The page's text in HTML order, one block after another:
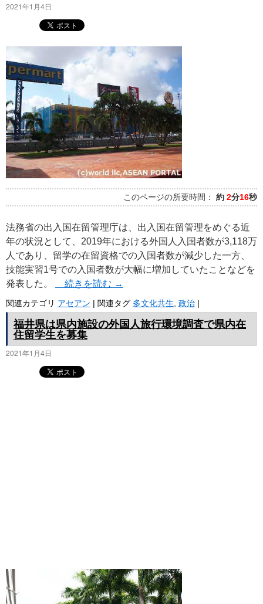
2021年1月4日
このページの所要時間： 約 2分16秒
法務省の出入国在留管理庁は、出入国在留管理をめぐる近
年の状況として、2019年における外国人入国者数が3,118万
人であり、留学の在留資格での入国者数が減少した一方、
技能実習1号での入国者数が大幅に増加していたことなどを
発表した。
続きを読む →
関連カテゴリ アセアン | 関連タグ 多文化共生 政治 |
福井県は県内施設の外国人旅行環境調査で県内在
住留学生を募集
2021年1月4日